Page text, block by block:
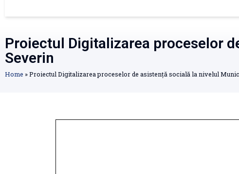
Proiectul Digitalizarea proceselor
Severin
Home »Proiectul Digitalizarea proceselor de asistență socială la nivelul